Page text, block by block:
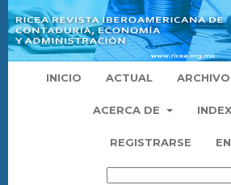
INICIO ACTUAL
ACERCA DE
REGISTRARSE